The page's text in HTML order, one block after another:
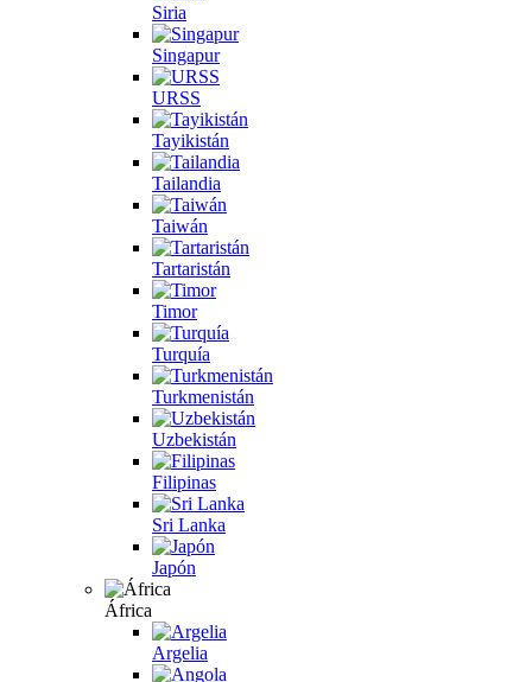
Siria
Singapur
URSS
Tayikistán
Tailandia
Taiwán
Tartaristán
Timor
Turquía
Turkmenistán
Uzbekistán
Filipinas
Sri Lanka
Japón
África
Argelia